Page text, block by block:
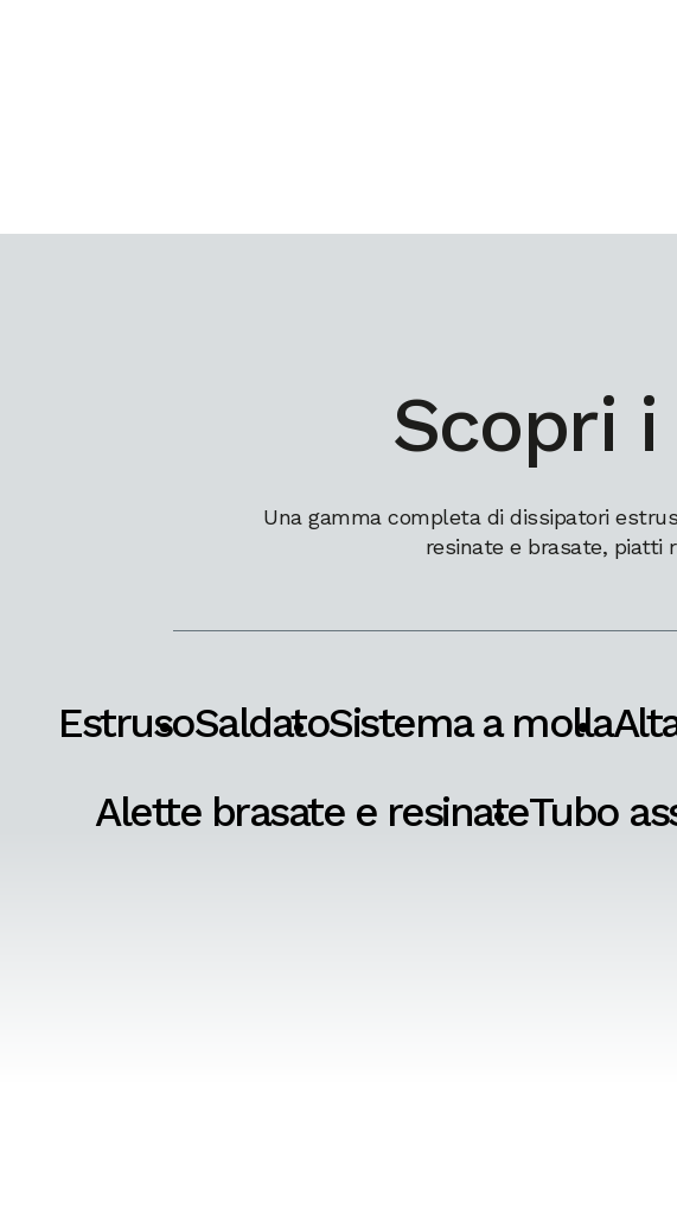
Scopri
Una gamma completa di dissipatori
resinate e brasate, piatti
EstrusoSaldatoSistema a molla
Alette brasate e resinateTubo